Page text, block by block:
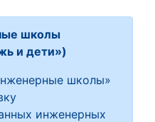
школы
и дети»)
школы»
инженерных